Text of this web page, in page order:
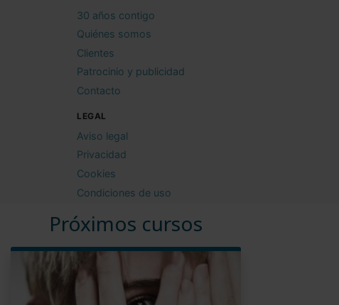
Próximos cursos
30 años contigo
Quiénes somos
Clientes
Patrocinio y publicidad
Contacto
LEGAL
Aviso legal
Privacidad
Cookies
Condiciones de uso